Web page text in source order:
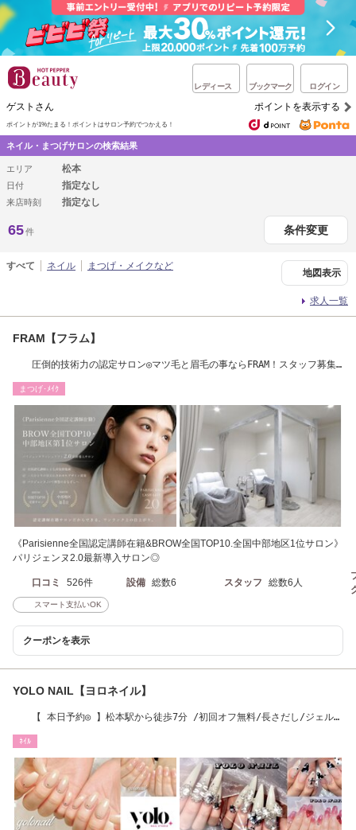
レディース ブックマーク ログイン
ゲストさん ポイントを表示する
ポイントが1%たまる！ ポイントはサロン予約でつかえる！
ネイル・まつげサロンの検索結果
エリア 松本
日付 指定なし
来店時刻 指定なし
65件 条件変更
地図表示
すべて ネイル まつげ・メイクなど
求人一覧
FRAM【フラム】
圧倒的技術力の認定サロン◎マツ毛と眉毛の事ならFRAM！スタッフ募集
まつげ･ﾒｲｸ
《Parisienne全国認定講師在籍&BROW全国TOP10.全国中部地区1位サロン》
パリジェンヌ2.0最新導入サロン◎
口コミ 526件 設備 総数6 スタッフ 総数6人
スマート支払いOK
クーポンを表示
YOLO NAIL【ヨロネイル】
【 本日予約◎ 】松本駅から徒歩7分 /初回オフ無料/長さだし/ジェルネ
ﾈｲﾙ